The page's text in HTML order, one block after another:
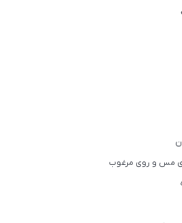
مس و روی مرغوب